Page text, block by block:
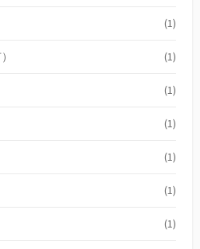
(1)
(1)
(1)
(1)
(1)
(1)
(1)